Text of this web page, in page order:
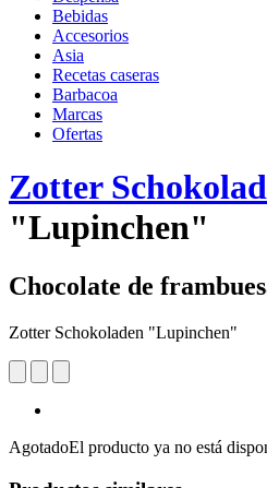
Bebidas
Accesorios
Asia
Recetas caseras
Barbacoa
Marcas
Ofertas
Zotter
"Lupinchen"
Chocolate de
Zotter Schokoladen "Lupinchen"
AgotadoEl producto ya no está